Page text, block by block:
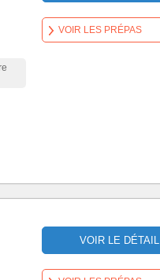
VOIR LES PRÉPAS
VOIR LE DÉTAIL